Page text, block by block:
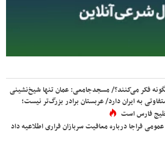
فکر می‌کنند؟/ مسجدجامعی: عمان تنها شیخ‌نشینی
به ایران دارد/ عربستان برادر بزرگ‌تر نیست؛
فارس است
فراجا درباره معافیت سربازان فراری اطلاعیه داد